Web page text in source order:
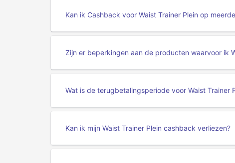
Kan ik Cashback voor Waist Trainer Plein op
Zijn er beperkingen aan de producten waarvoor ik
Wat is de terugbetalingsperiode voor Waist Trainer
Kan ik mijn Waist Trainer Plein cashback verliezen?